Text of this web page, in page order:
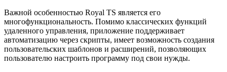
Важной особенностью Royal TS является его
многофункциональность. Помимо классических функций
удаленного управления, приложение поддерживает
автоматизацию через скрипты, имеет возможность создания
пользовательских шаблонов и расширений, позволяющих
пользователю настроить программу под свои нужды.